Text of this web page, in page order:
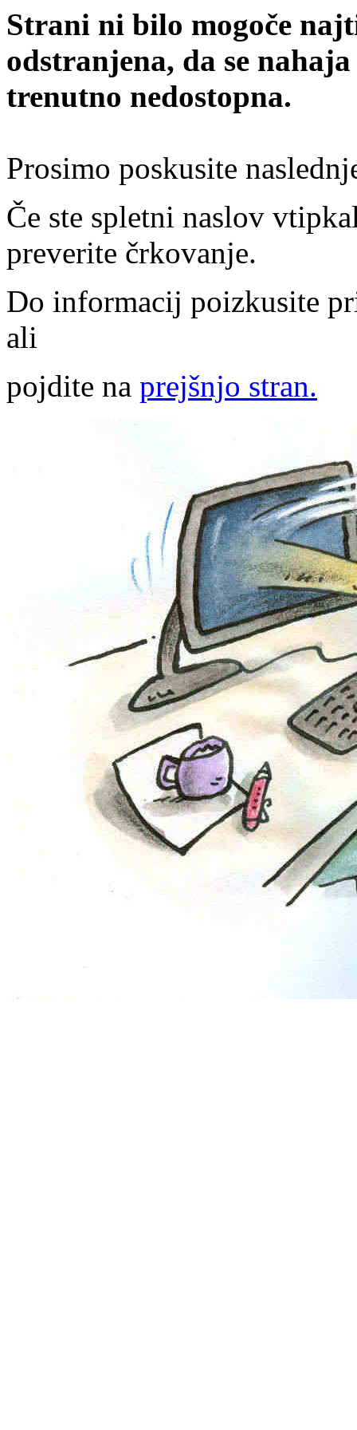
Strani ni bilo mogoče
odstranjena, da se
trenutno nedostopna.
Prosimo poskusite
Če ste spletni naslov
preverite črkovanje.
Do informacij poizkusite
ali
pojdite na prejšnjo stran.